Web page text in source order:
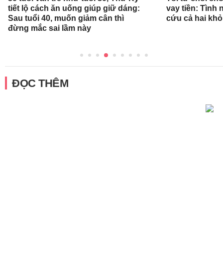
tiết lộ cách ăn uống giúp giữ dáng:
Sau tuổi 40, muốn giảm cân thì
đừng mắc sai lầm này
vay tiền: Tình
cứu cả hai
ĐỌC THÊM